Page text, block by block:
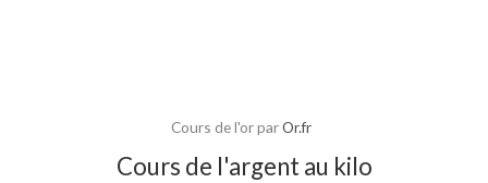
Cours de l'or parOr.fr
Cours de l'argent au kilo